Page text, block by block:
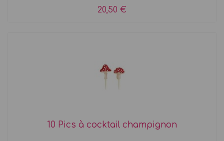
20,50 €
10 Pics à cocktail champignon